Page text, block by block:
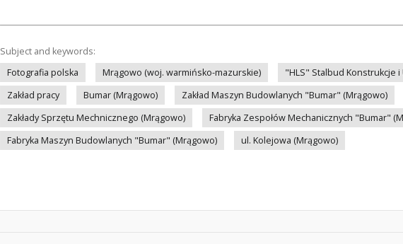
Subject and keywords:
Fotografia polska
Mrągowo (woj. warmińsko-mazurskie)
"HLS" Stalbud Konstrukcje
Zakład pracy
Bumar (Mrągowo) Zakład Maszyn Budowlanych "Bumar" (Mrągowo)
Zakłady Sprzętu Mechnicznego (Mrągowo)
Fabryka Zespołów Mechanicznych "Bumar"
Fabryka Maszyn Budowlanych "Bumar" (Mrągowo)
ul. Kolejowa (Mrągowo)